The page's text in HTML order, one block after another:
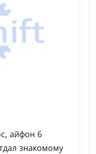
айфон 6
знакомому